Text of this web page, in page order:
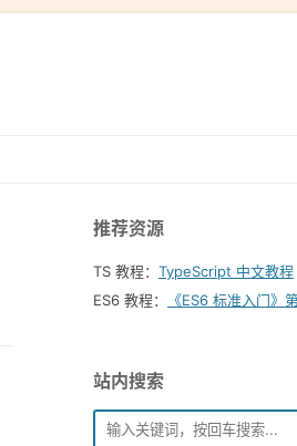
推荐资源
TS 教程： TypeScript 中文教程
ES6 教程：
《ES6 标准入门》
站内搜索